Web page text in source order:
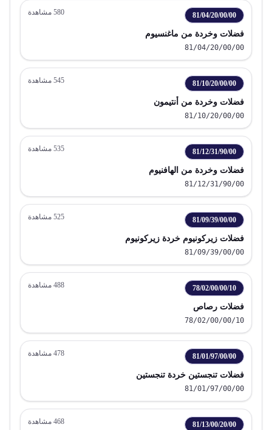
81/04/20/00/00
580 مشاهدة
فضلات وخردة من ماغنسيوم
81/04/20/00/00
81/10/20/00/00
545 مشاهدة
فضلات وخردة من أنتيمون
81/10/20/00/00
81/12/31/90/00
535 مشاهدة
فضلات وخردة من الهافنيوم
81/12/31/90/00
81/09/39/00/00
525 مشاهدة
فضلات زيركونيوم خردة زيركونيوم
81/09/39/00/00
78/02/00/00/10
488 مشاهدة
فضلات رصاص
78/02/00/00/10
81/01/97/00/00
478 مشاهدة
فضلات تنجستين خردة تنجستين
81/01/97/00/00
81/13/00/20/00
468 مشاهدة